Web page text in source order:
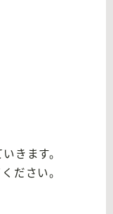
きます。
ださい。